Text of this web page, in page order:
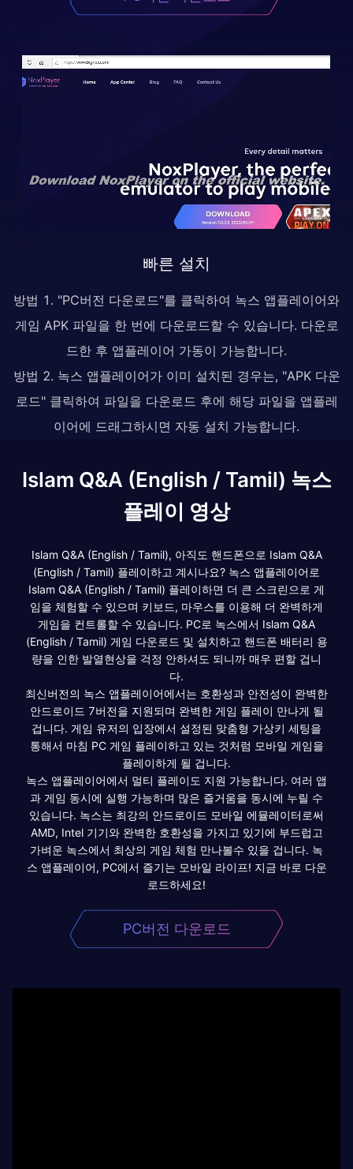
빠른 설치
방법 1. "PC버전 다운로드"를 클릭하여 녹스 앱플레이어와
게임 APK 파일을 한 번에 다운로드할 수 있습니다. 다운로
드한 후 앱플레이어 가동이 가능합니다.
방법 2. 녹스 앱플레이어가 이미 설치된 경우는, "APK 다운
로드" 클릭하여 파일을 다운로드 후에 해당 파일을 앱플레
이어에 드래그하시면 자동 설치 가능합니다.
Islam Q&A (English / Tamil) 녹스
플레이 영상
Islam Q&A (English / Tamil), 아직도 핸드폰으로 Islam Q&A
(English / Tamil) 플레이하고 계시나요? 녹스 앱플레이어로
Islam Q&A (English / Tamil) 플레이하면 더 큰 스크린으로 게
임을 체험할 수 있으며 키보드, 마우스를 이용해 더 완벽하게
게임을 컨트롤할 수 있습니다. PC로 녹스에서 Islam Q&A
(English / Tamil) 게임 다운로드 및 설치하고 핸드폰 배터리 용
량을 인한 발열현상을 걱정 안하셔도 되니까 매우 편할 겁니
다.
최신버전의 녹스 앱플레이어에서는 호환성과 안전성이 완벽한
안드로이드 7버전을 지원되며 완벽한 게임 플레이 만나게 될
겁니다. 게임 유저의 입장에서 설정된 맞춤형 가상키 세팅을
통해서 마침 PC 게임 플레이하고 있는 것처럼 모바일 게임을
플레이하게 될 겁니다.
녹스 앱플레이어에서 멀티 플레이도 지원 가능합니다. 여러 앱
과 게임 동시에 실행 가능하며 많은 즐거움을 동시에 누릴 수
있습니다. 녹스는 최강의 안드로이드 모바일 에뮬레이터로써
AMD, Intel 기기와 완벽한 호환성을 가지고 있기에 부드럽고
가벼운 녹스에서 최상의 게임 체험 만나볼수 있을 겁니다. 녹
스 앱플레이어, PC에서 즐기는 모바일 라이프! 지금 바로 다운
로드하세요!
PC버전 다운로드